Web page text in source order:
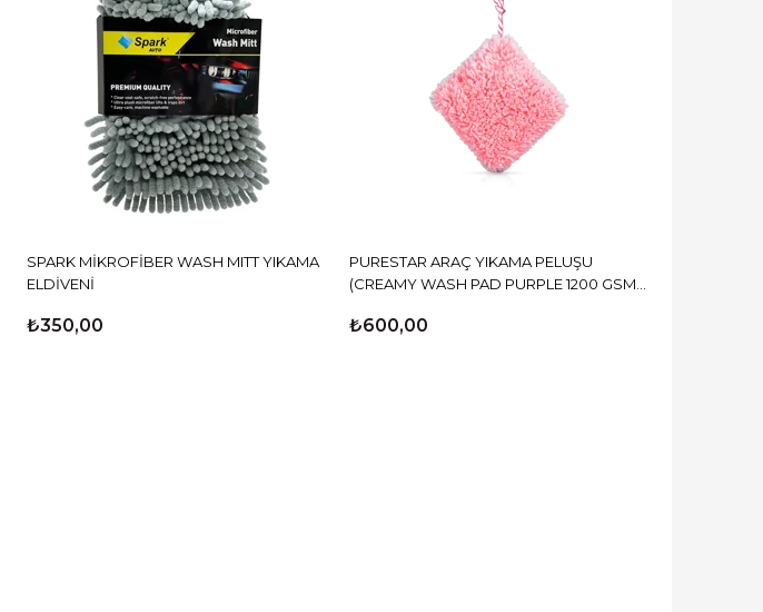
SPARK MİKROFİBER WASH MITT YIKAMA
ELDİVENİ
₺350,00
PURESTAR ARAÇ YIKAMA PELUŞU
(CREAMY WASH PAD PURPLE 1200 GSM
₺600,00